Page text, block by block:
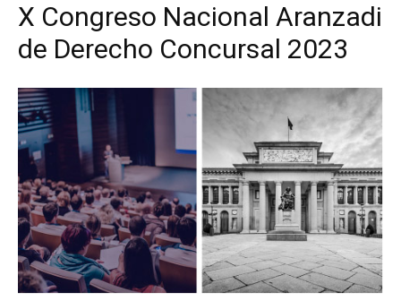
X Congreso Nacional Aranzadi
de Derecho Concursal 2023